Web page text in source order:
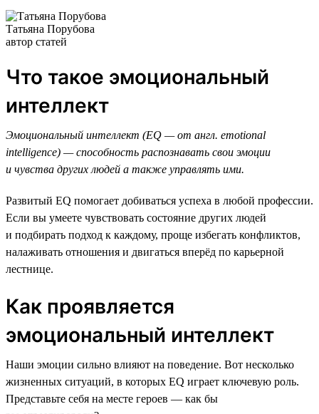
Татьяна Порубова
автор статей
Что такое эмоциональный
интеллект
Эмоциональный интеллект (EQ — от англ. emotional
intelligence) — способность распознавать свои эмоции
и чувства других людей а также управлять ими.
Развитый EQ помогает добиваться успеха в любой профессии.
Если вы умеете чувствовать состояние других людей
и подбирать подход к каждому, проще избегать конфликтов,
налаживать отношения и двигаться вперёд по карьерной
лестнице.
Как проявляется
эмоциональный интеллект
Наши эмоции сильно влияют на поведение. Вот несколько
жизненных ситуаций, в которых EQ играет ключевую роль.
Представьте себя на месте героев — как бы